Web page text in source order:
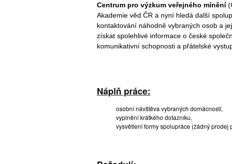
Centrum pro výzkum veřejného mínění
Akademie věd ČR a nyní hledá další
kontaktování náhodně vybraných osob a
získat spolehlivé informace o české
komunikativní schopnosti a přátelské
Náplň práce:
osobní návštěva vybraných domácností,
vyplnění krátkého dotazníku,
vysvětlení formy spolupráce (žádný prodej